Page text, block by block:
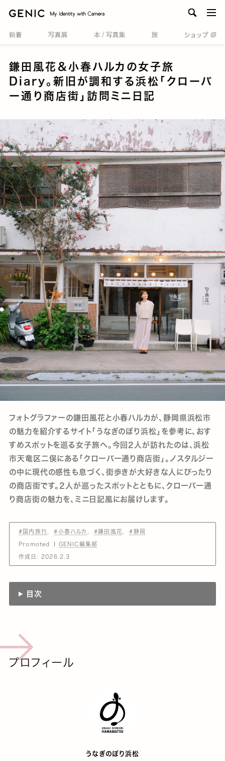
鎌田風花＆小春ハルカの女子旅
Diary。新旧が調和する浜松「クローバ
ー通り商店街」訪問ミニ日記
フォトグラファーの鎌田風花と小春ハルカが、静岡県浜松市
の魅力を紹介するサイト「うなぎのぼり浜松」を参考に、おす
すめスポットを巡る女子旅へ。今回2人が訪れたのは、浜松
市天竜区二俣にある「クローバー通り商店街」。ノスタルジー
の中に現代の感性も息づく、街歩きが大好きな人にぴったり
の商店街です。2人が巡ったスポットとともに、クローバー通
り商店街の魅力を、ミニ日記風にお届けします。
#国内旅行 #小春ハルカ #鎌田風花 #静岡
Promoted GENIC編集部
作成日: 2026.2.3
目次
プロフィール
うなぎのぼり浜松